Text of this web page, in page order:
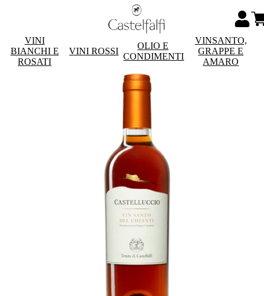
VINI
BIANCHI E
ROSATI
VINI ROSSI
OLIO E
CONDIMENTI
VINSANTO,
GRAPPE E
AMARO